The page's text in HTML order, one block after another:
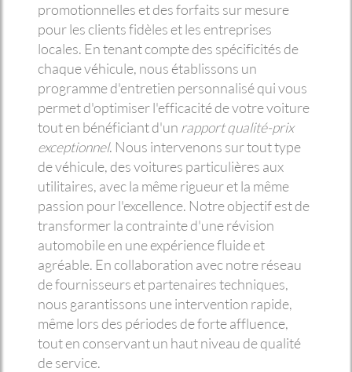
promotionnelles et des forfaits sur mesure
pour les clients fidèles et les entreprises
locales. En tenant compte des spécificités de
chaque véhicule, nous établissons un
programme d'entretien personnalisé qui vous
permet d'optimiser l'efficacité de votre voiture
tout en bénéficiant d'un rapport qualité-prix
exceptionnel. Nous intervenons sur tout type
de véhicule, des voitures particulières aux
utilitaires, avec la même rigueur et la même
passion pour l'excellence. Notre objectif est de
transformer la contrainte d'une révision
automobile en une expérience fluide et
agréable. En collaboration avec notre réseau
de fournisseurs et partenaires techniques,
nous garantissons une intervention rapide,
même lors des périodes de forte affluence,
tout en conservant un haut niveau de qualité
de service.